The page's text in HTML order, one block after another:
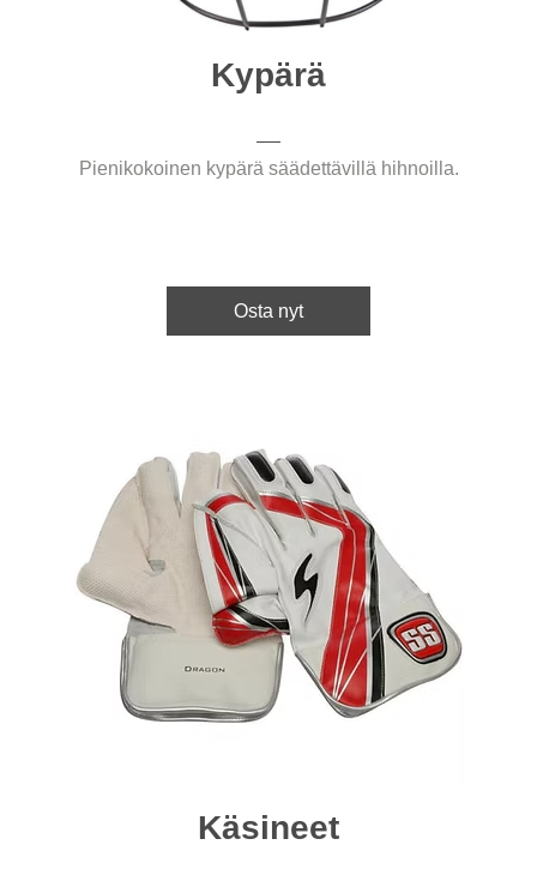
Kypärä
Pienikokoinen kypärä säädettävillä hihnoilla.
Osta nyt
Käsineet